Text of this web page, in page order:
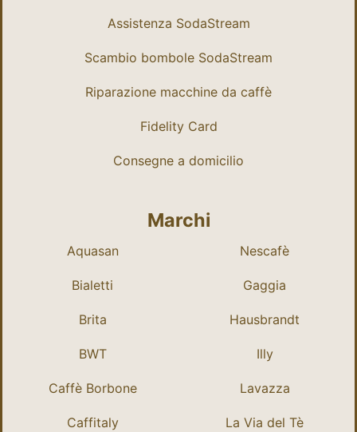
Assistenza SodaStream
Scambio bombole SodaStream
Riparazione macchine da caffè
Fidelity Card
Consegne a domicilio
Marchi
Aquasan
Bialetti
Brita
BWT
Caffè Borbone
Caffitaly
Nescafè
Gaggia
Hausbrandt
Illy
Lavazza
La Via del Tè